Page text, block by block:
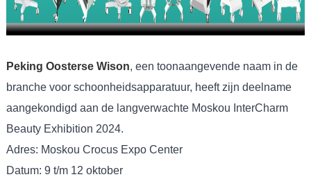
Peking Oosterse Wison, een toonaangevende naam in de
branche voor schoonheidsapparatuur, heeft zijn deelname
aangekondigd aan de langverwachte Moskou InterCharm
Beauty Exhibition 2024.
Adres: Moskou Crocus Expo Center
Datum: 9 t/m 12 oktober